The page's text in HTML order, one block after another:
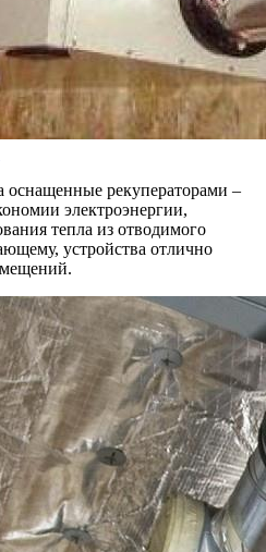
оснащенные рекуператорами –
электроэнергии,
тепла из отводимого
устройства отлично